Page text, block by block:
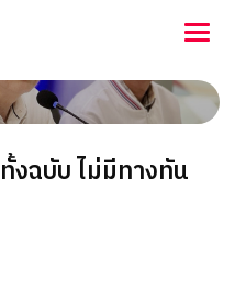
งฉบับ ไม่มีทางทัน